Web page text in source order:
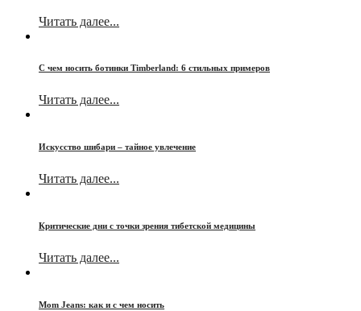
Читать далее...
С чем носить ботинки Timberland: 6 стильных примеров
Читать далее...
Искусство шибари – тайное увлечение
Читать далее...
Критические дни с точки зрения тибетской медицины
Читать далее...
Mom Jeans: как и с чем носить